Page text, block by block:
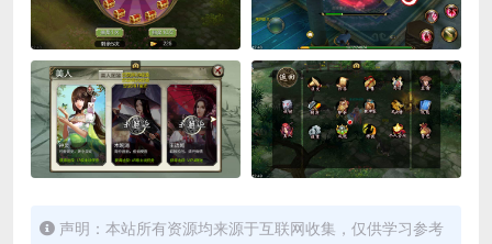
声明：本站所有资源均来源于互联网收集，仅供学习参考